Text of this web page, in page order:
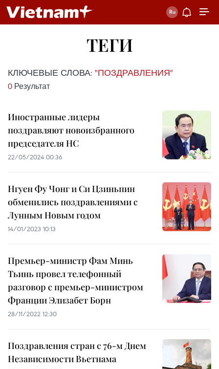
ТЕГИ
КЛЮЧЕВЫЕ СЛОВА: "ПОЗДРАВЛЕНИЯ"
0 Результат
Иностранные лидеры
поздравляют новоизбранного
председателя НС
22/05/2024 00:36
Нгуен Фу Чонг и Си Цзиньпин
обменились поздравлениями с
Лунным Новым годом
14/01/2023 10:13
Премьер-министр Фам Минь
Тьинь провел телефонный
разговор с премьер-министром
Франции Элизабет Борн
28/11/2022 12:30
Поздравления стран с 76-м Днем
Независимости Вьетнама